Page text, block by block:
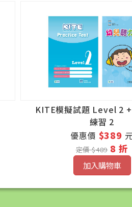
KITE模擬試題 Level 2
練習 2
優惠價 $389
定價 $489 8 折
加入購物車